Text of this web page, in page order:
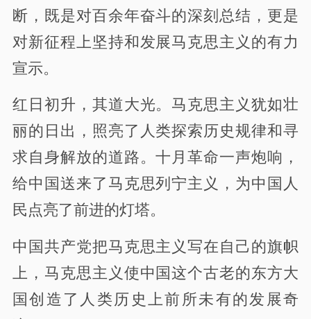
断，既是对百余年奋斗的深刻总结，更是
对新征程上坚持和发展马克思主义的有力
宣示。
红日初升，其道大光。马克思主义犹如壮
丽的日出，照亮了人类探索历史规律和寻
求自身解放的道路。十月革命一声炮响，
给中国送来了马克思列宁主义，为中国人
民点亮了前进的灯塔。
中国共产党把马克思主义写在自己的旗帜
上，马克思主义使中国这个古老的东方大
国创造了人类历史上前所未有的发展奇